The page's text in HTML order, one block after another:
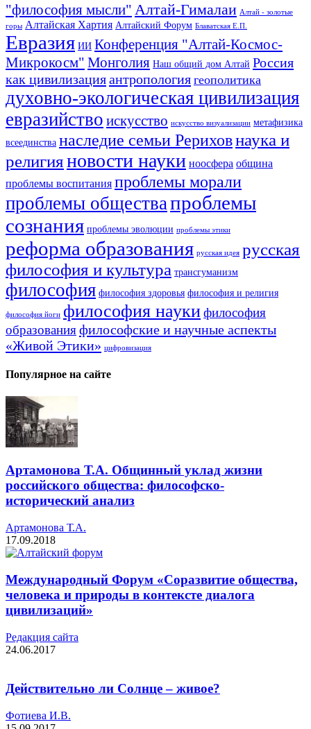
"философия мысли" Алтай-Гималаи Алтай - золотые
горы Алтайская Хартия Алтайский Форум Блаватская Е.П.
Евразия ИИ Конференция "Алтай-Космос-
Микрокосм" Монголия Наш общий дом Алтай Россия
как цивилизацияантропология геополитика
духовно-экологическая цивилизация
евразийство искусство искусство визуализации метафизика
всеединства наследие семьи Рериховнаука и
религияновости науки ноосфера община
проблемы воспитания проблемы морали
проблемы обществапроблемы
сознания проблемы эволюции проблемы этики
реформа образования русская идея русская
философия и культура трансгуманизм
философия философия здоровья философия и религия
философия йоги философия наукифилософия
образованияфилософские и научные аспекты
«Живой Этики» цифровизация
Популярное на сайте
Артамонова Т.А. Общинный уклад жизни
российского общества: философско-
исторический анализ
Артамонова Т.А.
17.09.2018
Международный Форум «Соразвитие общества,
человека и природы в контексте диалога
цивилизаций»
Редакция cайта
24.06.2017
Действительно ли Солнце – живое?
Фотиева И.В.